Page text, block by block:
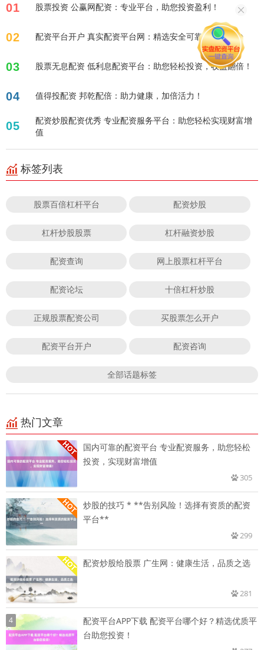
01 股票投资 公赢网配资：专业平台，助您投资盈利！
02 配资平台开户 真实配资平台网：精选安全可靠的配资平台
03 股票无息配资 低利息配资平台：助您轻松投资，收益翻倍！
04 值得投配资 邦乾配倍：助力健康，加倍活力！
05
配资炒股配资优秀 专业配资服务平台：助您轻松实现财富增
值
标签列表
股票百倍杠杆平台 配资炒股
杠杆炒股股票 杠杆融资炒股
配资查询 网上股票杠杆平台
配资论坛 十倍杠杆炒股
正规股票配资公司 买股票怎么开户
配资平台开户 配资咨询
全部话题标签
热门文章
国内可靠的配资平台 专业配资服务，助您轻松
投资，实现财富增值
305
炒股的技巧 * **告别风险！选择有资质的配资
平台**
299
配资炒股给股票 广生网：健康生活，品质之选
281
4
配资平台APP下载 配资平台哪个好？精选优质平
台助您投资！